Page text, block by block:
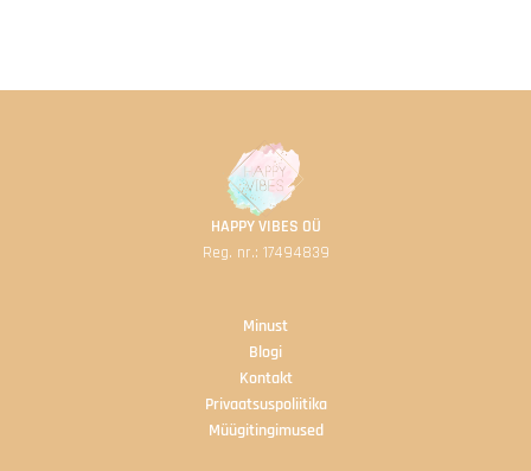
HAPPY VIBES OÜ
Reg. nr.: 17494839
Minust
Blogi
Kontakt
Privaatsuspoliitika
Müügitingimused